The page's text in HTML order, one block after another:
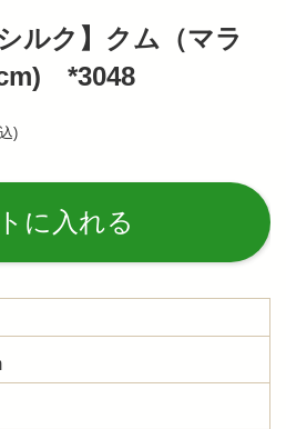
ルク】クム（マラ
*3048
)
に入れる